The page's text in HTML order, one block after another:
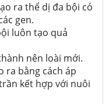
ra thể dị đa bội có
gen.
luôn tạo quả
nên loài mới.
ra bằng cách áp
kết hợp với nuôi